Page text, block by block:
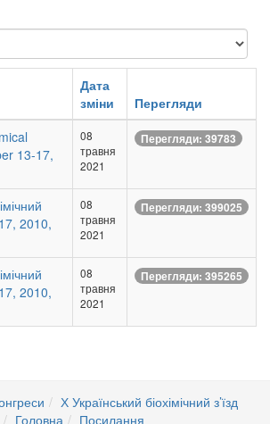
Дата
зміни
Перегляди
13-17,
08
травня
2021
Перегляди: 39783
2010,
08
травня
2021
Перегляди: 399025
2010,
08
травня
2021
Перегляди: 395265
Х Український біохімічний з’їзд
Головна Посилання